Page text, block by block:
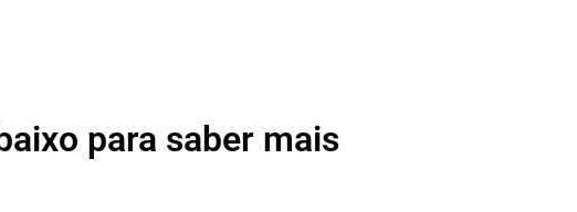
para saber mais